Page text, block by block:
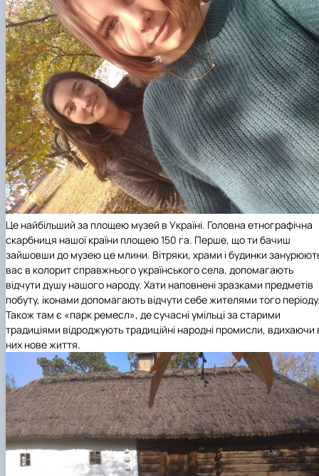
Підготовка до вступу в аспірантуру
Правила прийому 2026
Контактні дані
Профорієнтаційна діяльність
Профорієнтаційна робота
Дні відкритих дверей
Інформація і політика
HistoryEU
Це найбільший за площею музей в Україні. Головна етнографічна
скарбниця нашої країни площею 150 га. Перше, що ти бачиш
зайшовши до музею це млини. Вітряки, храми і будинки
вас в колорит справжнього українського села, допомагають
відчути душу нашого народу. Хати наповнені зразками предметів
побуту, іконами допомагають відчути себе жителями того
Також там є «парк ремесл», де сучасні умільці за старими
традиціями відроджують традиційні народні промисли, вдихаючи
них нове життя.